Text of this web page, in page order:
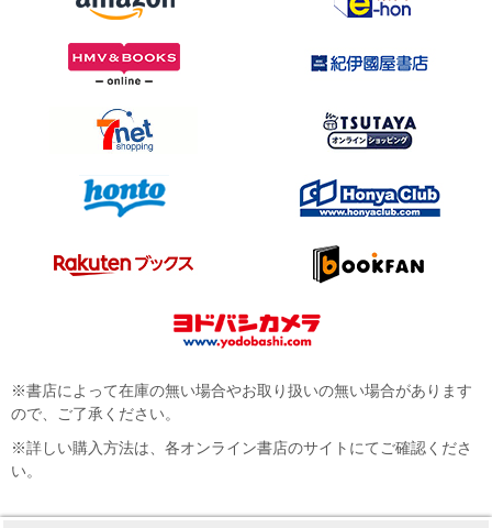
※書店によって在庫の無い場合やお取り扱いの無い場合があります
ので、ご了承ください。
※詳しい購入方法は、各オンライン書店のサイトにてご確認くださ
い。